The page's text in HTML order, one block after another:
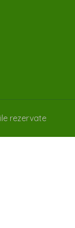
rezervate